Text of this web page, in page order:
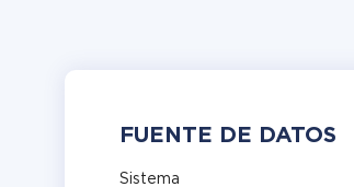
FUENTE DE DATOS
Sistema